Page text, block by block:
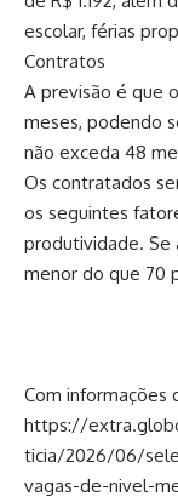
escolar, férias
Contratos
A previsão é que
meses, podendo
não exceda 48
Os contratados
os seguintes
produtividade. Se
menor do que 70
Com informações
https://
ticia/2026/06/
vagas-de-nivel-